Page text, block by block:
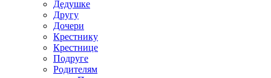
Дедушке
Другу
Дочери
Крестнику
Крестнице
Подруге
Родителям